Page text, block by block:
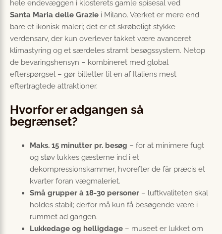
hele endevæggen i klosterets gamle spisesal ved
Santa Maria delle Grazie i Milano. Værket er mere end
bare et ikonisk maleri; det er et skrøbeligt stykke
verdensarv, der kun overlever takket være avanceret
klimastyring og et særdeles stramt besøgs­system. Netop
de bevaringshensyn – kombineret med global
efterspørgsel – gør billetter til en af Italiens mest
eftertragtede attraktioner.
Hvorfor er adgangen så
begrænset?
Maks. 15 minutter pr. besøg – for at minimere fugt
og støv lukkes gæsterne ind i et
dekompressionskammer, hvorefter de får præcis et
kvarter foran vægmaleriet.
Små grupper à 18-30 personer – luft­kvaliteten skal
holdes stabil; derfor må kun få besøgende være i
rummet ad gangen.
Lukkedage og helligdage – museet er lukket om